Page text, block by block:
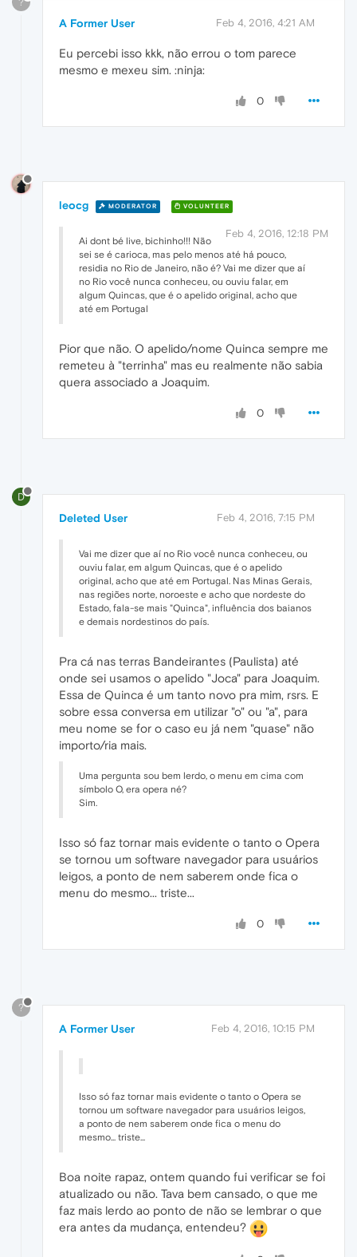
A Former User Feb 4, 2016, 4:21 AM
Eu percebi isso kkk, não errou o tom parece
mesmo e mexeu sim. :ninja:
0
leocg MODERATOR VOLUNTEER
Feb 4, 2016, 12:18 PM
Ai dont bé live, bichinho!!! Não
sei se é carioca, mas pelo menos até há pouco,
residia no Rio de Janeiro, não é? Vai me dizer que aí
no Rio você nunca conheceu, ou ouviu falar, em
algum Quincas, que é o apelido original, acho que
até em Portugal
Pior que não. O apelido/nome Quinca sempre me
remeteu à "terrinha" mas eu realmente não sabia
quera associado a Joaquim.
0
D
Deleted User Feb 4, 2016, 7:15 PM
Vai me dizer que aí no Rio você nunca conheceu, ou
ouviu falar, em algum Quincas, que é o apelido
original, acho que até em Portugal. Nas Minas Gerais,
nas regiões norte, noroeste e acho que nordeste do
Estado, fala-se mais "Quinca", influência dos baianos
e demais nordestinos do país.
Pra cá nas terras Bandeirantes (Paulista) até
onde sei usamos o apelido "Joca" para Joaquim.
Essa de Quinca é um tanto novo pra mim, rsrs. E
sobre essa conversa em utilizar "o" ou "a", para
meu nome se for o caso eu já nem "quase" não
importo/ria mais.
Uma pergunta sou bem lerdo, o menu em cima com
símbolo O, era opera né?
Sim.
Isso só faz tornar mais evidente o tanto o Opera
se tornou um software navegador para usuários
leigos, a ponto de nem saberem onde fica o
menu do mesmo... triste...
0
?
A Former User Feb 4, 2016, 10:15 PM
Isso só faz tornar mais evidente o tanto o Opera se
tornou um software navegador para usuários leigos,
a ponto de nem saberem onde fica o menu do
mesmo... triste...
Boa noite rapaz, ontem quando fui verificar se foi
atualizado ou não. Tava bem cansado, o que me
faz mais lerdo ao ponto de não se lembrar o que
era antes da mudança, entendeu?